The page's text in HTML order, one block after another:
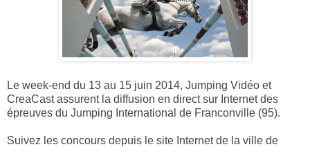
Le week-end du 13 au 15 juin 2014, Jumping Vidéo et
CreaCast assurent la diffusion en direct sur Internet des
épreuves du Jumping International de Franconville (95).
Suivez les concours depuis le site Internet de la ville de